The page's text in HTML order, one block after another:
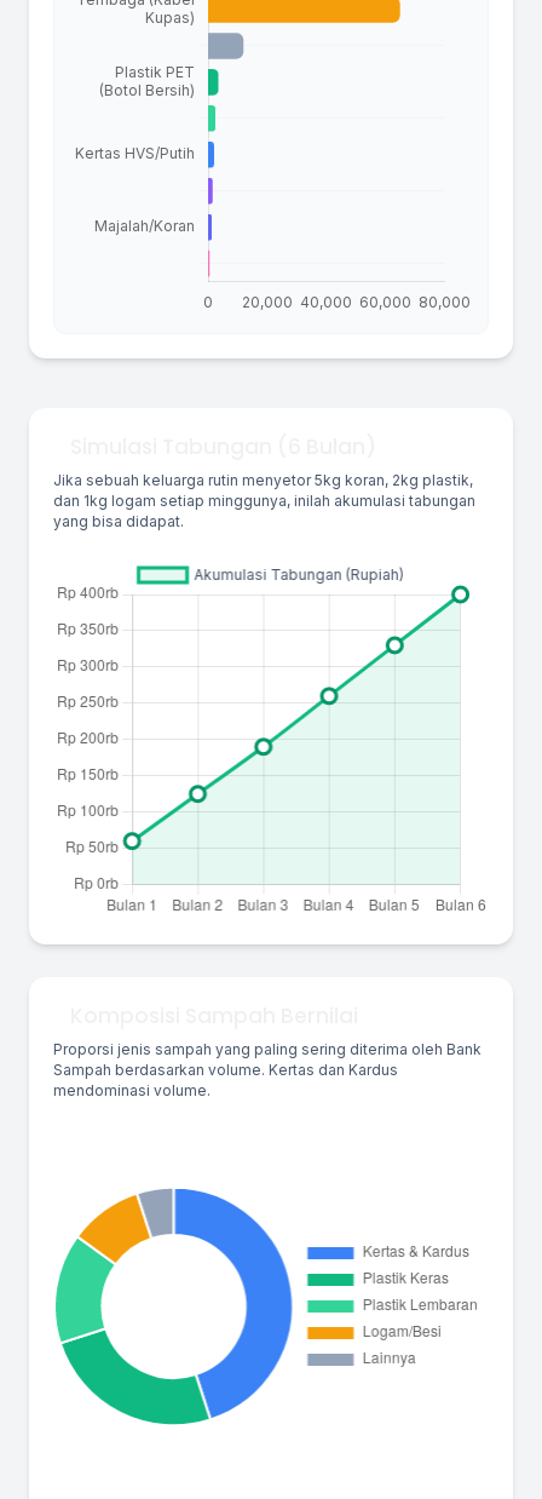
Jika sebuah keluarga rutin menyetor 5kg koran, 2kg plastik,
dan 1kg logam setiap minggunya, inilah akumulasi tabungan
yang bisa didapat.
Proporsi jenis sampah yang paling sering diterima oleh Bank
Sampah berdasarkan volume. Kertas dan Kardus
mendominasi volume.